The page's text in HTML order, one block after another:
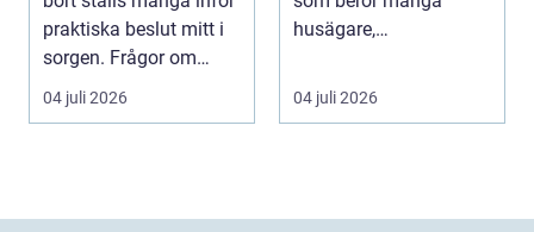
praktiska beslut mitt i
sorgen. Frågor om
ceremoni, ju...
04 juli 2026
husägare,
och fastighets...
04 juli 2026